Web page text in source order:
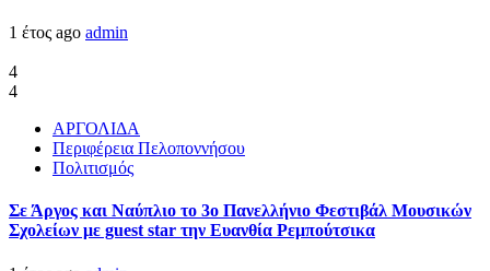
1 έτος ago admin
4
4
ΑΡΓΟΛΙΔΑ
Περιφέρεια Πελοποννήσου
Πολιτισμός
Σε Άργος και Ναύπλιο το 3ο Πανελλήνιο Φεστιβάλ Μουσικών
Σχολείων με guest star την Ευανθία Ρεμπούτσικα